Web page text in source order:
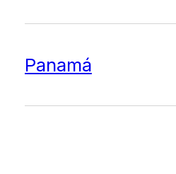
Panamá